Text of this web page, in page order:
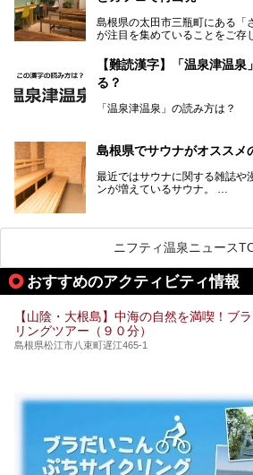
市）など、古くから知られる温
り流れる時間のなかで、心の底
島根県の太田市三瓶町にある「
が注目を集めていることをご存
「さんべ温泉そばカフェ湯元」
を提供するカフェという新し
らず地元民にも親しまれていま
宿泊をせずとも、気軽に源泉の
を経て現在のスタイルに辿り着
【難読漢字】「温泉津温
る？
「温泉津温泉」の読み方は？
か？
島根県でサウナがオススメ
最近ではサウナに関する雑誌や
ンが増えているサウナ。
しかしサウナは一口にサウナと
チームサウナ、塩サウナなど
今回はそんな今話題のサウナが
ススメ温泉・銭湯・スパを10
ニフティ温泉ニュース
おすすめのアクティビティ情報
【山陰・大根島】中海の自然を満喫！ブ
リングツアー（９０分）
島根県松江市八束町遅江465-1